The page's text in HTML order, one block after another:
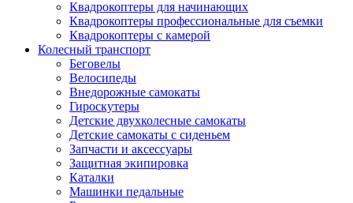
Квадрокоптеры для начинающих
Квадрокоптеры профессиональные для съемки
Квадрокоптеры с камерой
Колесный транспорт
Беговелы
Велосипеды
Внедорожные самокаты
Гироскутеры
Детские двухколесные самокаты
Детские самокаты с сиденьем
Запчасти и аксессуары
Защитная экипировка
Каталки
Машинки педальные